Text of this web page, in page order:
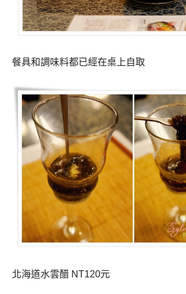
餐具和調味料都已經在桌上自取
北海道水雲醋 NT120元